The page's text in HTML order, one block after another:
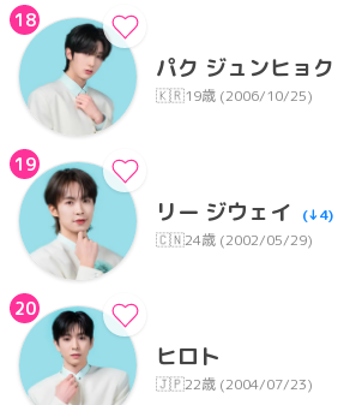
18
パク ジュンヒョク
🇰🇷19歳 (2006/10/25)
19
リー ジウェイ
(↓4)
🇨🇳24歳 (2002/05/29)
20
ヒロト
🇯🇵22歳 (2004/07/23)